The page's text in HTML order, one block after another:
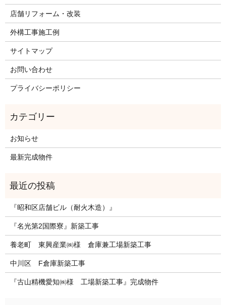
店舗リフォーム・改装
外構工事施工例
サイトマップ
お問い合わせ
プライバシーポリシー
お知らせ
最新完成物件
『昭和区店舗ビル（耐火木造）』
『名光第2国際寮』新築工事
養老町 東興産業㈱様 倉庫兼工場新築工事
中川区 F倉庫新築工事
『古山精機愛知㈱様 工場新築工事』完成物件